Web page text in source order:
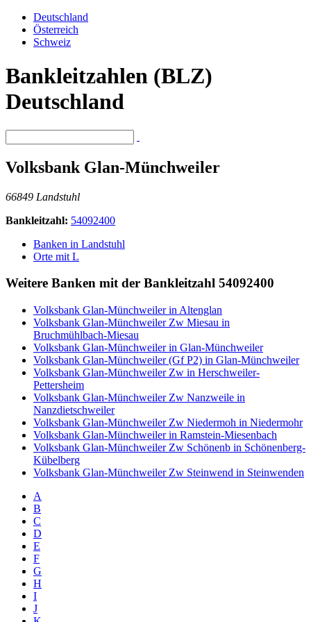
Deutschland
Österreich
Schweiz
Bankleitzahlen (BLZ)
Deutschland
Volksbank Glan-Münchweiler
66849 Landstuhl
Bankleitzahl: 54092400
Banken in Landstuhl
Orte mit L
Weitere Banken mit der Bankleitzahl 54092400
Volksbank Glan-Münchweiler in Altenglan
Volksbank Glan-Münchweiler Zw Miesau in
Bruchmühlbach-Miesau
Volksbank Glan-Münchweiler in Glan-Münchweiler
Volksbank Glan-Münchweiler (Gf P2) in Glan-Münchweiler
Volksbank Glan-Münchweiler Zw in Herschweiler-
Pettersheim
Volksbank Glan-Münchweiler Zw Nanzweile in
Nanzdietschweiler
Volksbank Glan-Münchweiler Zw Niedermoh in Niedermohr
Volksbank Glan-Münchweiler in Ramstein-Miesenbach
Volksbank Glan-Münchweiler Zw Schönenb in Schönenberg-
Kübelberg
Volksbank Glan-Münchweiler Zw Steinwend in Steinwenden
A
B
C
D
E
F
G
H
I
J